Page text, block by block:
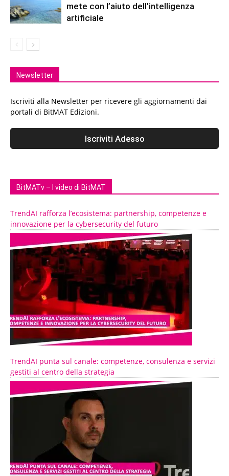
mete con l’aiuto dell’intelligenza
artificiale
Newsletter
Iscriviti alla Newsletter per ricevere gli aggiornamenti dai
portali di BitMAT Edizioni.
BitMATv – I video di BitMAT
TrendAI rafforza l’ecosistema: partnership, competenze e
innovazione per la cybersecurity del futuro
TrendAI punta sul canale: competenze, consulenza e servizi
gestiti al centro della strategia